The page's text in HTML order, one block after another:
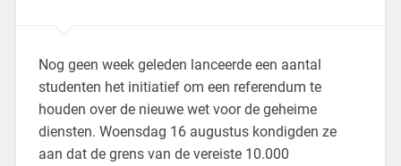
Nog geen week geleden lanceerde een aantal
studenten het initiatief om een referendum te
houden over de nieuwe wet voor de geheime
diensten. Woensdag 16 augustus kondigden ze
aan dat de grens van de vereiste 10.000